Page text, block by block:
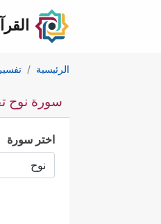
الرئيسية
سورة نوح
اختر سورة